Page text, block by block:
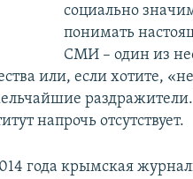
социально
понимать
СМИ – один из
или, если хотите,
напрочь отсутствует.
года крымская